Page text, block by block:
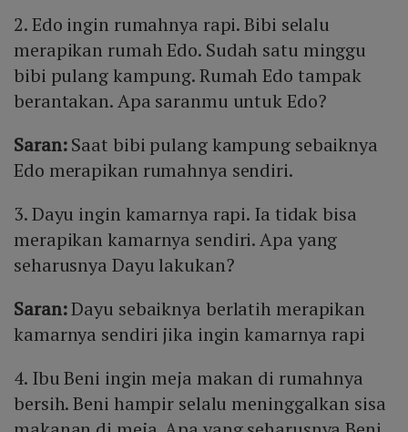
2. Edo ingin rumahnya rapi. Bibi selalu
merapikan rumah Edo. Sudah satu minggu
bibi pulang kampung. Rumah Edo tampak
berantakan. Apa saranmu untuk Edo?
Saran:Saat bibi pulang kampung sebaiknya
Edo merapikan rumahnya sendiri.
3. Dayu ingin kamarnya rapi. Ia tidak bisa
merapikan kamarnya sendiri. Apa yang
seharusnya Dayu lakukan?
Saran:Dayu sebaiknya berlatih merapikan
kamarnya sendiri jika ingin kamarnya rapi
4. Ibu Beni ingin meja makan di rumahnya
bersih. Beni hampir selalu meninggalkan sisa